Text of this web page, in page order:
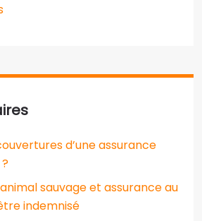
d’une assurance
sauvage et assurance au
indemnisé